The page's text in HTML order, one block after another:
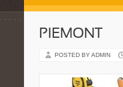
PIEMONT
POSTED BY ADMIN